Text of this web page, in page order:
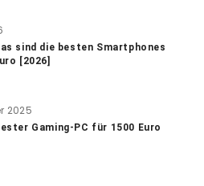
sind die besten Smartphones
[2026]
2025
Gaming-PC für 1500 Euro